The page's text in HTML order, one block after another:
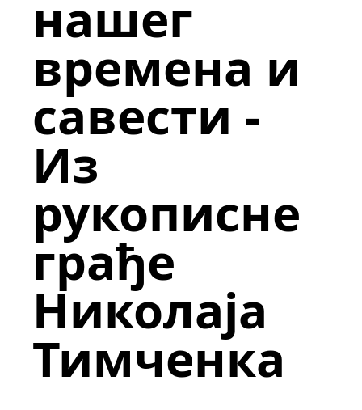
нашег
времена и
савести -
Из
рукописне
грађе
Николаја
Тимченка